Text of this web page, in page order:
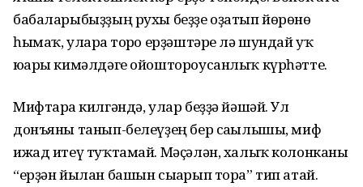
бабала­рыбыҙ­ҙың рухы беҙҙе оҙатып йөрөнө
һымаҡ, уларға тоғро ерҙәштәре лә шундай уҡ
юғары кимәлдәге ойоштороусанлыҡ күрһәтте.
Мифтарға килгәндә, улар беҙҙә йәшәй. Ул
донъяны танып-белеүҙең бер сағылышы, миф
ижад итеү туҡтамай. Мәҫәлән, халыҡ колонканы
“ерҙән йылан башын сығарып тора” тип атай.